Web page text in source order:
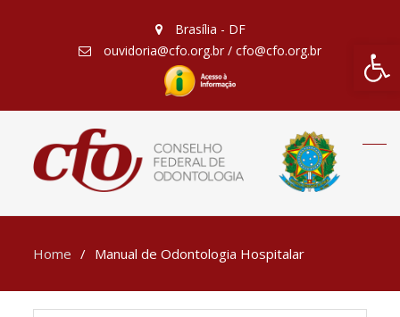
Barra
Brasília - DF
ouvidoria@cfo.org.br / cfo@cfo.org.br
Home Manual de Odontologia Hospitalar